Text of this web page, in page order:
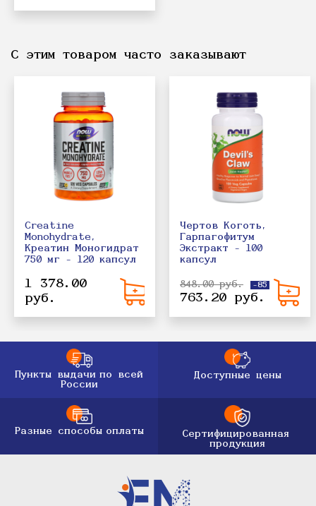
С этим товаром часто заказывают
Creatine
Monohydrate,
Креатин Моногидрат
750 мг - 120 капсул
1 378.00
руб.
Чертов Коготь,
Гарпагофитум
Экстракт - 100
капсул
848.00 руб. -85
763.20 руб.
Пункты выдачи по всей
России
Доступные цены
Разные способы оплаты
Сертифицированная
продукция